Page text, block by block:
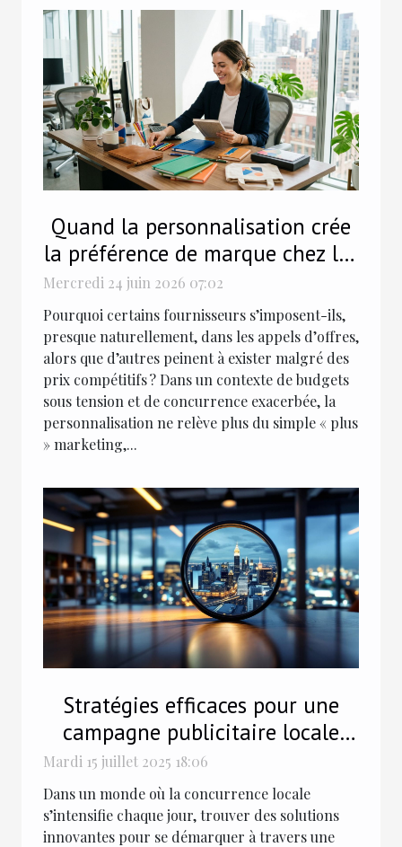
Quand la personnalisation crée
la préférence de marque chez les
professionnels
Mercredi 24 juin 2026 07:02
Pourquoi certains fournisseurs s’imposent-ils,
presque naturellement, dans les appels d’offres,
alors que d’autres peinent à exister malgré des
prix compétitifs ? Dans un contexte de budgets
sous tension et de concurrence exacerbée, la
personnalisation ne relève plus du simple « plus
» marketing,...
Stratégies efficaces pour une
campagne publicitaire locale
impactante
Mardi 15 juillet 2025 18:06
Dans un monde où la concurrence locale
s’intensifie chaque jour, trouver des solutions
innovantes pour se démarquer à travers une